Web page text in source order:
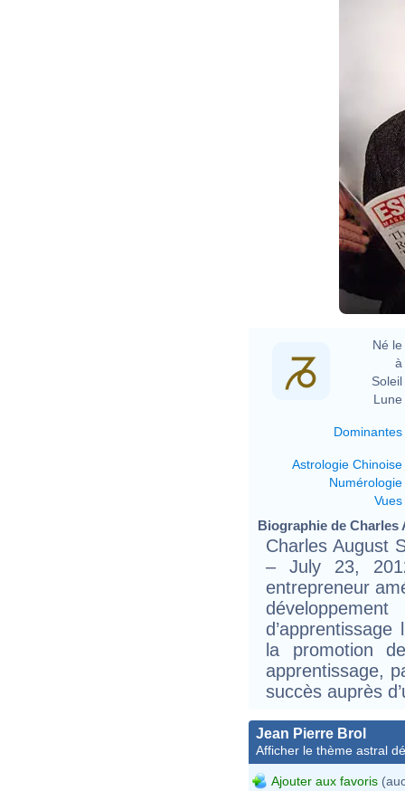
Né le
à
Soleil
Lune
Dominantes
Astrologie Chinoise
Numérologie
Vues
Biographie de Charles
Charles August
– July 23,
entrepreneur
la promotion
apprentissage,
succès auprès
Jean Pierre Brol
Afficher le thème astral
Ajouter aux favoris